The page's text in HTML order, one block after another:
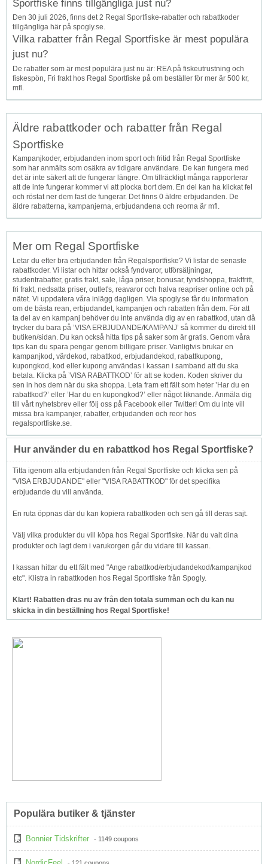
Sportfiske finns tillgängliga just nu?
Den 30 juli 2026, finns det 2 Regal Sportfiske-rabatter och rabattkoder
tillgängliga här på spogly.se.
Vilka rabatter från Regal Sportfiske är mest populära
just nu?
De rabatter som är mest populära just nu är: REA på fiskeutrustning och
fiskespön, Fri frakt hos Regal Sportfiske på om beställer för mer är 500 kr,
mfl.
Äldre rabattkoder och rabatter från Regal
Sportfiske
Kampanjkoder, erbjudanden inom sport och fritid från Regal Sportfiske
som har anmälts som osäkra av tidigare användare. De kan fungera med
det är inte säkert att de fungerar längre. Om tillräckligt många rapporterar
att de inte fungerar kommer vi att plocka bort dem. En del kan ha klickat fel
och röstat ner dem fast de fungerar. Det finns 0 äldre erbjudanden. De
äldre rabatterna, kampanjerna, erbjudandena och reorna är mfl.
Mer om Regal Sportfiske
Letar du efter bra erbjudanden från Regalsportfiske? Vi listar de senaste
rabattkoder. Vi listar och hittar också fyndvaror, utförsäljningar,
studentrabatter, gratis frakt, sale, låga priser, bonusar, fyndshoppa, fraktfritt,
fri frakt, nedsatta priser, outlet's, reavaror och halva reapriser online och på
nätet. Vi uppdatera våra inlägg dagligen. Via spogly.se får du information
om de bästa rean, erbjudandet, kampanjen och rabatten från dem. För att
ta del av en kampanj behöver du inte använda dig av en rabattkod, utan då
trycker du bara på ’VISA ERBJUDANDE/KAMPANJ’ så kommer du direkt till
butiken/sidan. Du kan också hitta tips på saker som är gratis. Genom våra
tips kan du spara pengar genom billigare priser. Vanligtvis brukar en
kampanjkod, värdekod, rabattkod, erbjudandekod, rabattkupong,
kupongkod, kod eller kupong användas i kassan i samband att du ska
betala. Klicka på ’VISA RABATTKOD’ för att se koden. Koden skriver du
sen in hos dem när du ska shoppa. Leta fram ett fält som heter ’Har du en
rabattkod?’ eller ’Har du en kupongkod?’ eller något liknande. Anmäla dig
till vårt nyhetsbrev eller följ oss på Facebook eller Twitter! Om du inte vill
missa bra kampanjer, rabatter, erbjudanden och reor hos
regalsportfiske.se.
Hur använder du en rabattkod hos Regal Sportfiske?
Titta igenom alla erbjudanden från Regal Sportfiske och klicka sen på
"VISA ERBJUDANDE" eller "VISA RABATTKOD" för det specifika
erbjudande du vill använda.
En ruta öppnas där du kan kopiera rabattkoden och sen gå till deras sajt.
Välj vilka produkter du vill köpa hos Regal Sportfiske. När du valt dina
produkter och lagt dem i varukorgen går du vidare till kassan.
I kassan hittar du ett fält med "Ange rabattkod/erbjudandekod/kampanjkod
etc". Klistra in rabattkoden hos Regal Sportfiske från Spogly.
Klart! Rabatten dras nu av från den totala summan och du kan nu
skicka in din beställning hos Regal Sportfiske!
Populära butiker & tjänster
Bonnier Tidskrifter - 1149 coupons